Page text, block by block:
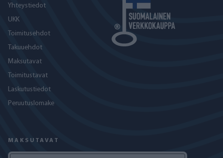
Yhteystiedot
UKK
Toimitusehdot
Takuuehdot
Maksutavat
Toimitustavat
Laskutustiedot
Peruutuslomake
MAKSUTAVAT